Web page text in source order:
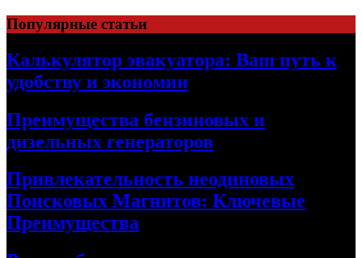
Skip
to
content
Популярные статьи
Калькулятор эвакуатора: Ваш путь к
удобству и экономии
Преимущества бензиновых и
дизельных генераторов
Привлекательность неодиновых
Поисковых Магнитов: Ключевые
Преимущества